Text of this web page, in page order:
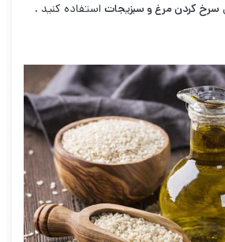
سرخ کردن مرغ و سبزیجات استفاده کنید .